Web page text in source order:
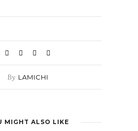
By LAMICHI
MIGHT ALSO LIKE